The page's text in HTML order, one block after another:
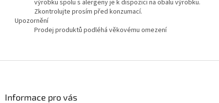
výrobku spolu s alergeny je k dispozici na obalu výrobku.
Zkontrolujte prosím před konzumací.
Upozornění
Prodej produktů podléhá věkovému omezení
Informace pro vás